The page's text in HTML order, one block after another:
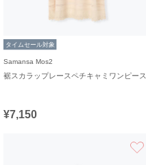
タイムセール対象
Samansa Mos2
裾スカラップレースペチキャミワンピース
¥7,150